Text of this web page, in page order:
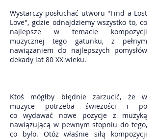
Wystarczy posłuchać utworu "Find a Lost
Love", gdzie odnajdziemy wszystko to, co
najlepsze w temacie kompozycji
muzycznej tego gatunku, z pełnym
nawiązaniem do najlepszych pomysłów
dekady lat 80 XX wieku.
Ktoś mógłby błędnie zarzucić, że w
muzyce potrzeba świeżości i po
co wydawać nowe pozycje z muzyką
nawiązującą w pewnym stopniu do tego,
co było. Otóż właśnie siłą kompozycji